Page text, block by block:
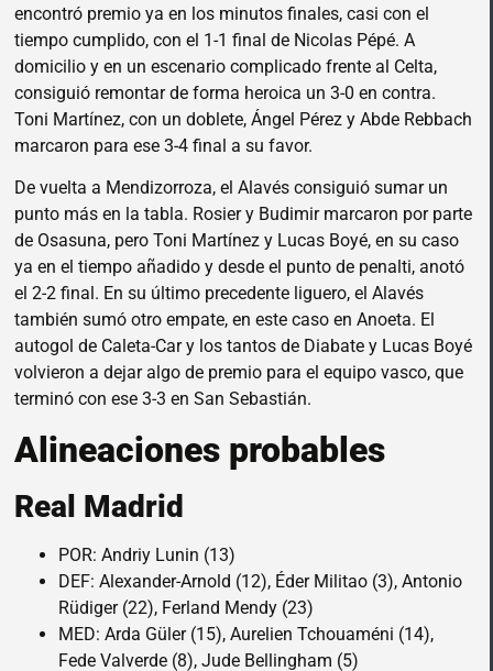
encontró premio ya en los minutos finales, casi con el
tiempo cumplido, con el 1-1 final de Nicolas Pépé. A
domicilio y en un escenario complicado frente al Celta,
consiguió remontar de forma heroica un 3-0 en contra.
Toni Martínez, con un doblete, Ángel Pérez y Abde Rebbach
marcaron para ese 3-4 final a su favor.
De vuelta a Mendizorroza, el Alavés consiguió sumar un
punto más en la tabla. Rosier y Budimir marcaron por parte
de Osasuna, pero Toni Martínez y Lucas Boyé, en su caso
ya en el tiempo añadido y desde el punto de penalti, anotó
el 2-2 final. En su último precedente liguero, el Alavés
también sumó otro empate, en este caso en Anoeta. El
autogol de Caleta-Car y los tantos de Diabate y Lucas Boyé
volvieron a dejar algo de premio para el equipo vasco, que
terminó con ese 3-3 en San Sebastián.
Alineaciones probables
Real Madrid
POR: Andriy Lunin (13)
DEF: Alexander-Arnold (12), Éder Militao (3), Antonio
Rüdiger (22), Ferland Mendy (23)
MED: Arda Güler (15), Aurelien Tchouaméni (14),
Fede Valverde (8), Jude Bellingham (5)